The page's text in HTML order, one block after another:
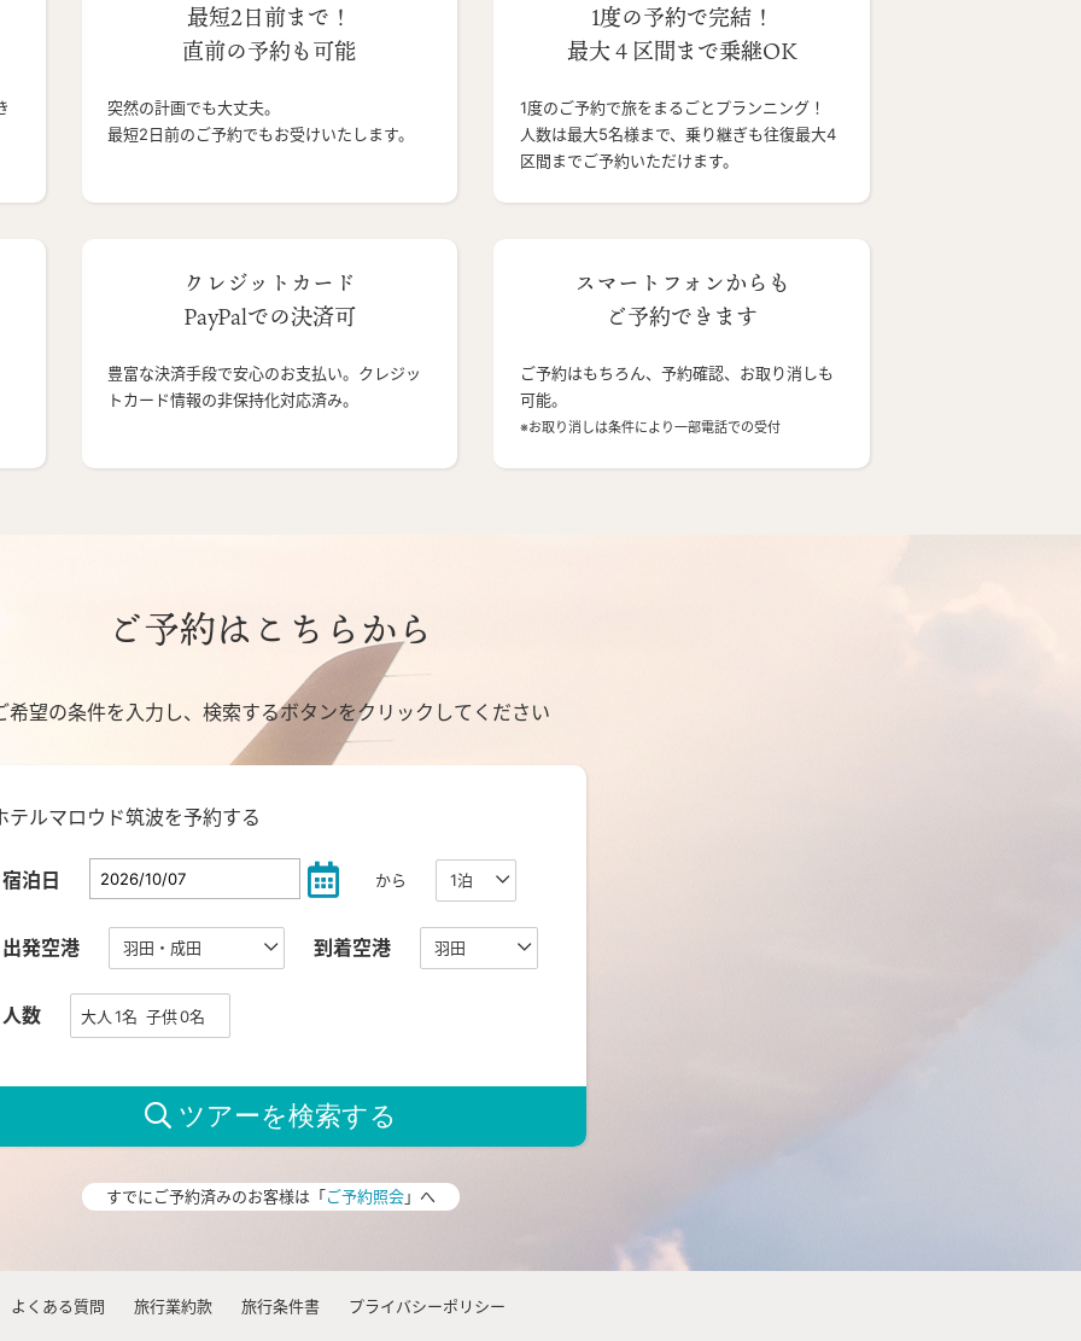
最短2日前まで！
直前の予約も可能
突然の計画でも大丈夫。
最短2日前のご予約でもお受けいたします。
1度の予約で完結！
最大４区間まで乗継OK
1度のご予約で旅をまるごとプランニング！
人数は最大5名様まで、乗り継ぎも往復最大4
区間までご予約いただけます。
クレジットカード
PayPalでの決済可
豊富な決済手段で安心のお支払い。クレジッ
トカード情報の非保持化対応済み。
スマートフォンからも
ご予約できます
ご予約はもちろん、予約確認、お取り消しも
可能。
※お取り消しは条件により一部電話での受付
ご予約はこちらから
希望の条件を入力し、検索するボタンをクリックしてください
テルマロウド筑波を予約する
宿泊日 から
出発空港 到着空港
人数
すでにご予約済みのお客様は「ご予約照会」へ
よくある質問 旅行業約款 旅行条件書 プライバシーポリシー